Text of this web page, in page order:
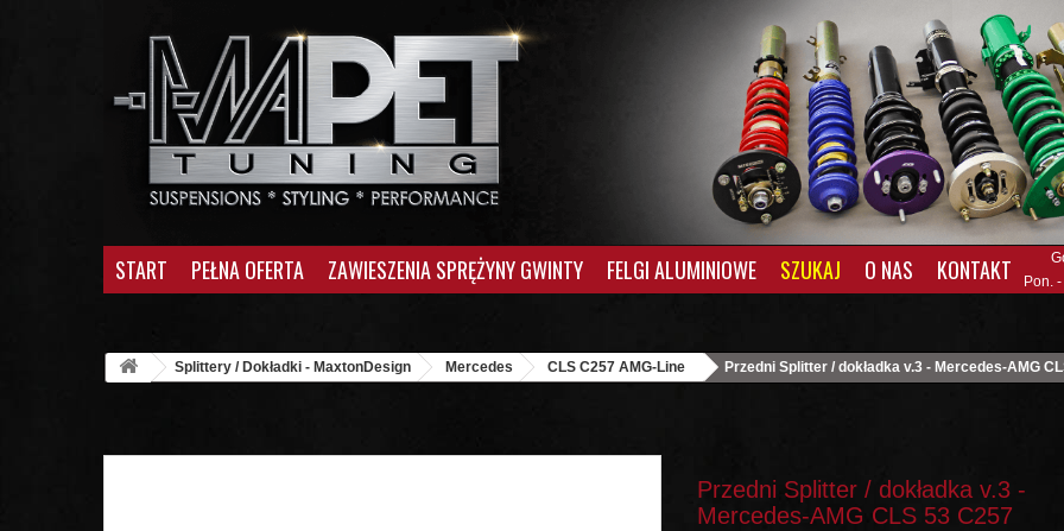
START PEŁNA OFERTA ZAWIESZENIA SPRĘŻYNY GWINTY FELGI ALUMINIOWE SZUKAJ O NAS KONTAKT
Pon.
Splittery / Dokładki - MaxtonDesign Mercedes CLS C257 AMG-Line Przedni Splitter / dokładka v.3 - Mercedes-AMG
Przedni Splitter / dokładka v.3 -
Mercedes-AMG CLS 53 C257